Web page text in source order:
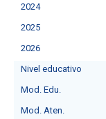
2024
2025
2026
Nivel educativo
Mod. Edu.
Mod. Aten.